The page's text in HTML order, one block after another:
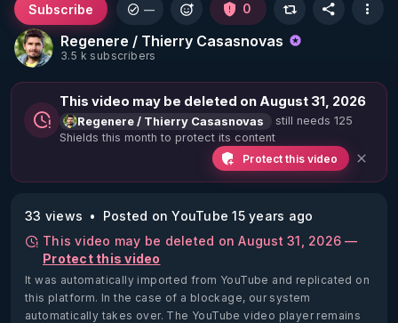
Regenere / Thierry Casasnovas
3.5 k subscribers
Subscribe — 0
This video may be deleted on August 31, 2026
Regenere / Thierry Casasnovas
still needs 125
Shields this month to protect its content
Protect this video
33 views
Posted on YouTube 15 years ago
This video may be deleted on August 31, 2026 —
Protect this video
It was automatically imported from YouTube and replicated on
this platform. In the case of a blockage, our system
automatically takes over. The YouTube video player remains